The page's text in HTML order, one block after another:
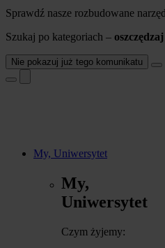
Sprawdź nasze rozbudowane
Szukaj po kategoriach –
Nie pokazuj już tego komunikatu
My, Uniwersytet
My,
Uniwersytet
Czym żyjemy: